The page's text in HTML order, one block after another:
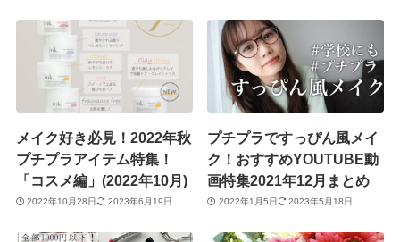
メイク好き必見！2022年秋
プチプラアイテム特集！
「コスメ編」(2022年10月)
2022年10月28日 2023年6月19日
プチプラですっぴん風メイ
ク！おすすめYOUTUBE動
画特集2021年12月まとめ
2022年1月5日 2023年5月18日